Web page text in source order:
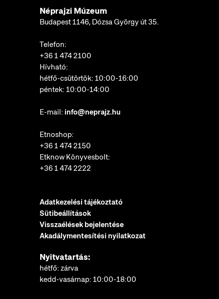
Néprajzi Múzeum
Budapest 1146, Dózsa György út 35.
Telefon:
+36 1 474 2100
Hívható:
hétfő-csütörtök: 10:00-16:00
péntek: 10:00-14:00
E-mail: info@neprajz.hu
Etnoshop:
+36 1 474 2150
Etknow Könyvesbolt:
+36 1 474 2222
Adatkezelési tájékoztató
Sütibeállítások
Visszaélések bejelentése
Akadálymentesítési nyilatkozat
Nyitvatartás:
hétfő: zárva
kedd-vasárnap: 10:00-18:00